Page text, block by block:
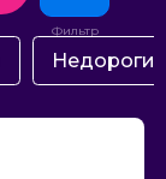
Недорогие